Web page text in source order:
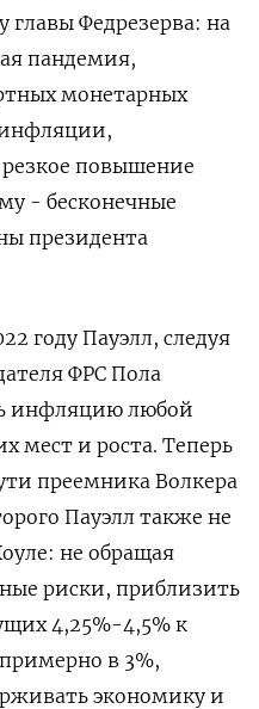
главы Федрезерва: на
пандемия,
монетарных
повышение
- бесконечные
президента
году Пауэлл, следуя
ФРС Пола
инфляцию любой
мест и роста. Теперь
преемника Волкера
Пауэлл также не
не обращая
риски, приблизить
4,25%-4,5% к
в 3%,
экономику и